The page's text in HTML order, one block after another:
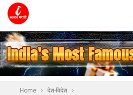
Home देश-विदेश